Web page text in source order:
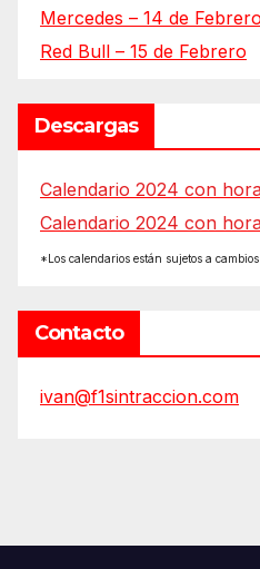
Mercedes – 14 de Febrero
Red Bull – 15 de Febrero
Descargas
Calendario 2024 con
Calendario 2024 con
*Los calendarios están sujetos a cambios
Contacto
ivan@f1sintraccion.com